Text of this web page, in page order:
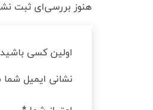
هنوز بررسی‌ای ثبت
اولین کسی
نشانی ایمیل